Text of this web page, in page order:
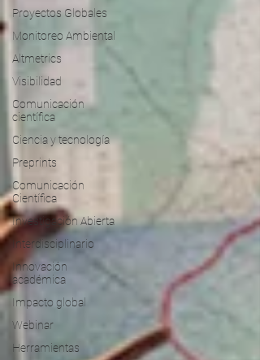
Proyectos Globales
Monitoreo Ambiental
Altmetrics
Visibilidad
Comunicación
científica
Ciencia y tecnología
Preprints
Comunicación
Científica
Investigación Abierta
Interdisciplinario
Innovación
académica
Impacto global
Webinar
Herramientas